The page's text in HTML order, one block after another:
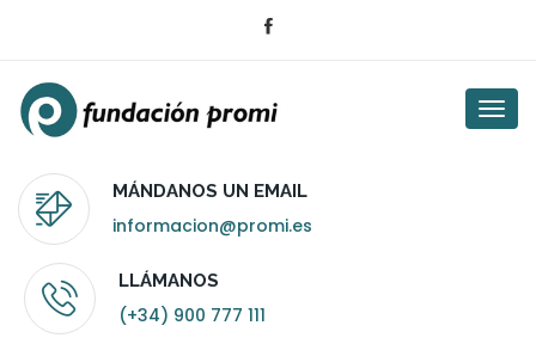
MÁNDANOS UN EMAIL
informacion@promi.es
LLÁMANOS
(+34) 900 777 111